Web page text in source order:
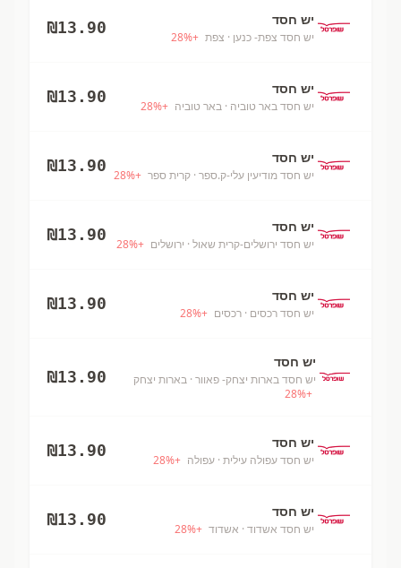
יש חסד
יש חסד צפת- כנען · צפת +
28%
₪13.90
יש חסד
יש חסד באר טוביה · באר טוביה +
28%
₪13.90
יש חסד
יש חסד מודיעין עלי-ק.ספר · קרית ספר +
28%
₪13.90
יש חסד
יש חסד ירושלים-קרית שאול · ירושלים +
28%
₪13.90
יש חסד
יש חסד רכסים · רכסים +
28%
₪13.90
יש חסד
יש חסד בארות יצחק- פאוור · בארות יצחק
+
28%
₪13.90
יש חסד
יש חסד עפולה עילית · עפולה +
28%
₪13.90
יש חסד
יש חסד אשדוד · אשדוד +
28%
₪13.90